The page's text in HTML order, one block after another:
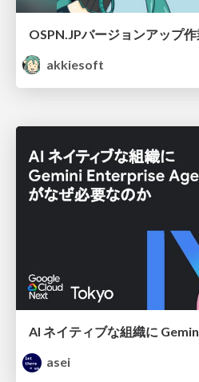
akkiesoft
asei